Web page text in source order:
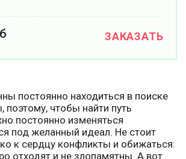
ЗАКАЗАТЬ
постоянно находиться в поиске
поэтому, чтобы найти путь
постоянно изменяться
под желанный идеал. Не стоит
к сердцу конфликты и обижаться:
отходят и не злопамятны. А вот